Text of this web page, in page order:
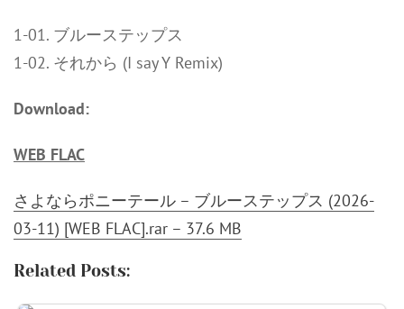
1-01. ブルーステップス
1-02. それから (I say Y Remix)
Download:
WEB FLAC
さよならポニーテール – ブルーステップス (2026-
03-11) [WEB FLAC].rar – 37.6 MB
Related Posts: